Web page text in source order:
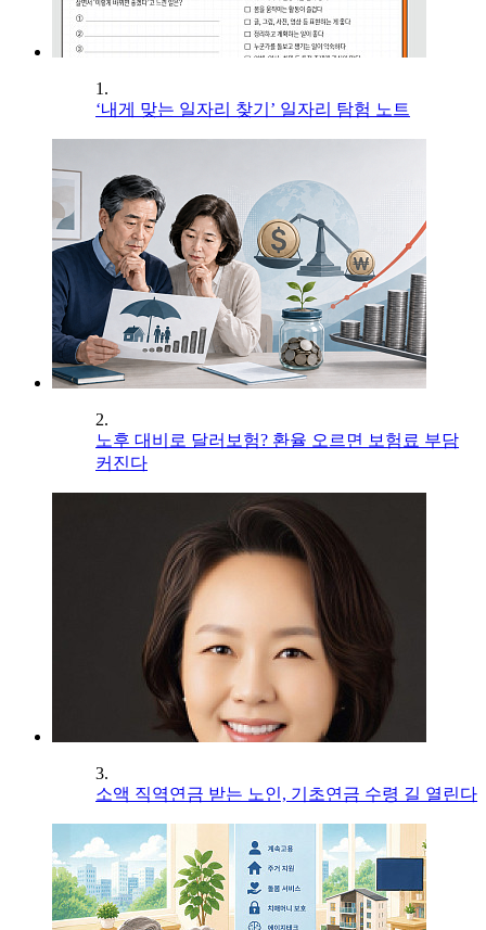
1.
‘내게 맞는 일자리 찾기’ 일자리 탐험 노트
2.
노후 대비로 달러보험? 환율 오르면 보험료 부담
커진다
3.
소액 직역연금 받는 노인, 기초연금 수령 길 열린다